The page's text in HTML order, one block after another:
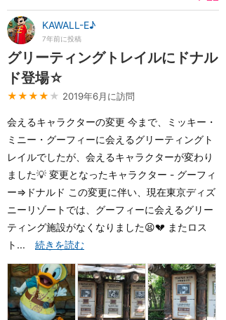
KAWALL-E♪
7年前に投稿
グリーティングトレイルにドナル
ド登場☆
★★★★ ★ 2019年6月に訪問
会えるキャラクターの変更 今まで、ミッキー・
ミニー・グーフィーに会えるグリーティングト
レイルでしたが、会えるキャラクターが変わり
ました💡 変更となったキャラクター - グーフィ
ー⇒ドナルド この変更に伴い、現在東京ディズ
ニーリゾートでは、グーフィーに会えるグリー
ティング施設がなくなりました😫💔 またロス
ト... 続きを読む